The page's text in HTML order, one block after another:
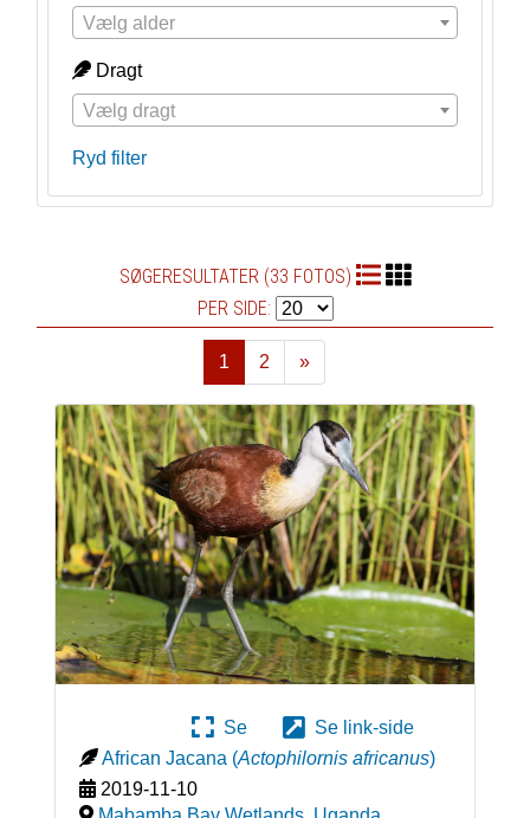
Vælg alder
Dragt
Vælg dragt
Ryd filter
SØGERESULTATER (33 FOTOS)
PER SIDE:
1 2
»
Næste
Se
Se link-side
African Jacana (Actophilornis africanus)
2019-11-10